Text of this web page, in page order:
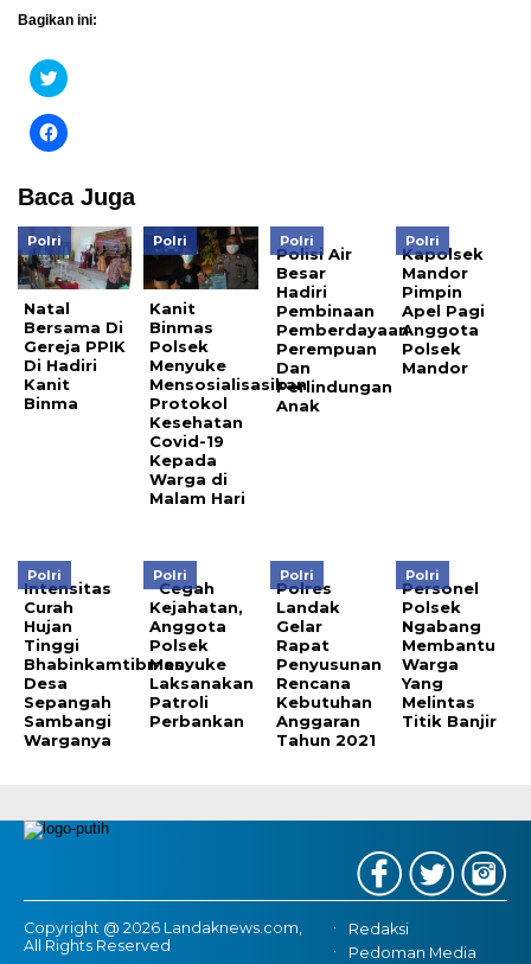
Bagikan ini:
Klik
untuk
pada
Twitter(Membuka
di
baru)
Klik
untuk
Facebook(Membuka
di
jendela
yang
baru)
Baca Juga
Polri
Natal
Bersama Di
Gereja PPIK
Di Hadiri
Kanit
Binma
Polri
Kanit
Binmas
Polsek
Menyuke
Mensosialisasikan
Protokol
Kesehatan
Covid-19
Kepada
Warga di
Malam Hari
Polri
Polisi Air
Besar
Hadiri
Pembinaan
Pemberdayaan
Perempuan
Dan
Perlindungan
Anak
Polri
Kapolsek
Mandor
Pimpin
Apel Pagi
Anggota
Polsek
Mandor
Polri
Intensitas
Curah
Hujan
Tinggi
Bhabinkamtibmas
Desa
Sepangah
Sambangi
Warganya
Polri
Cegah
Kejahatan,
Anggota
Polsek
Menyuke
Laksanakan
Patroli
Perbankan
Polri
Polres
Landak
Gelar
Rapat
Penyusunan
Rencana
Kebutuhan
Anggaran
Tahun 2021
Polri
Personel
Polsek
Ngabang
Membantu
Warga
Yang
Melintas
Titik Banjir
Copyright @ 2026 Landaknews.com,
All Rights Reserved
Redaksi
Pedoman Media